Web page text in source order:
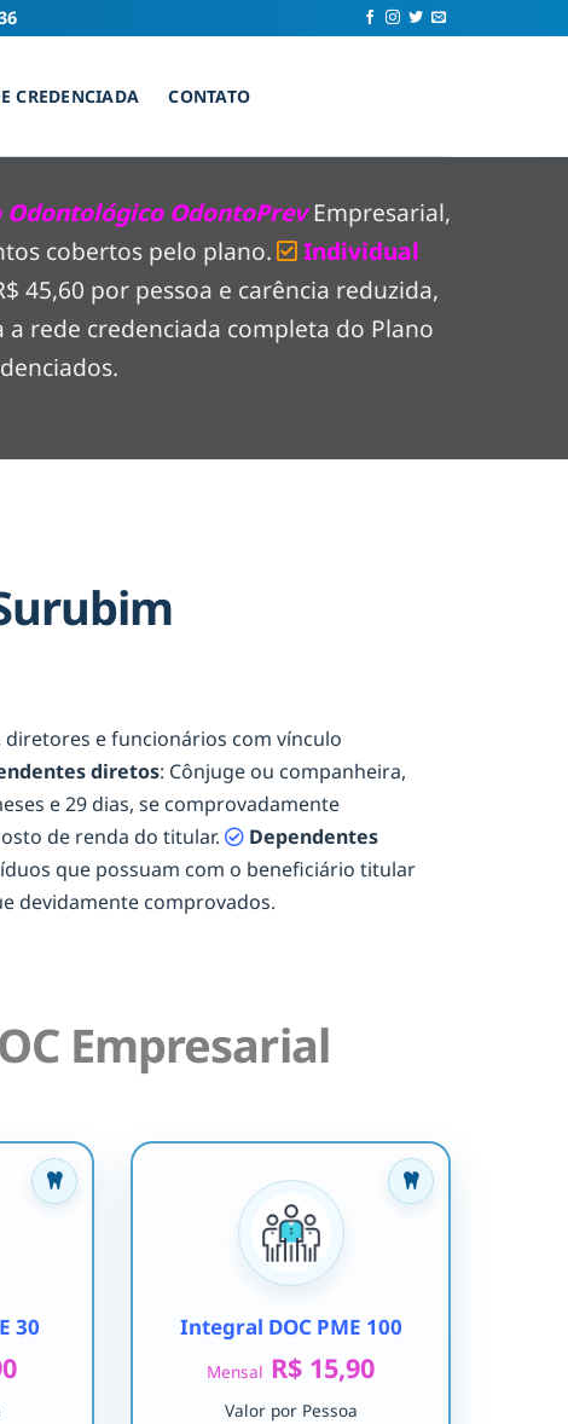
CREDENCIADA CONTATO
Odontológico OdontoPrev Empresarial,
cobertos pelo plano.
Individual
45,60 por pessoa e carência reduzida,
a rede credenciada completa do Plano
diretores e funcionários com vínculo
diretos: Cônjuge ou companheira,
e 29 dias, se comprovadamente
de renda do titular.
Dependentes
que possuam com o beneficiário titular
devidamente comprovados.
Empresarial
30 Integral DOC PME 100
Mensal R$ 15,90
Valor por Pessoa